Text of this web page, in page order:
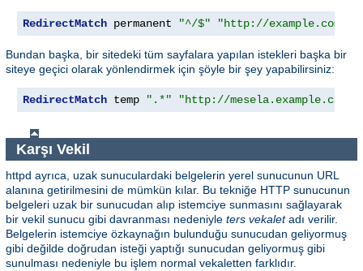
RedirectMatch permanent "^/$" "http://example.com/
Bundan başka, bir sitedeki tüm sayfalara yapılan istekleri başka bir
siteye geçici olarak yönlendirmek için şöyle bir şey yapabilirsiniz:
RedirectMatch temp ".*" "http://
Karşı Vekil
httpd ayrıca, uzak sunuculardaki belgelerin yerel sunucunun URL
alanına getirilmesini de mümkün kılar. Bu tekniğe HTTP sunucunun
belgeleri uzak bir sunucudan alıp istemciye sunmasını sağlayarak
bir vekil sunucu gibi davranması nedeniyle ters vekaletadı verilir.
Belgelerin istemciye özkaynağın bulunduğu sunucudan geliyormuş
gibi değilde doğrudan isteği yaptığı sunucudan geliyormuş gibi
sunulması nedeniyle bu işlem normal vekaletten farklıdır.